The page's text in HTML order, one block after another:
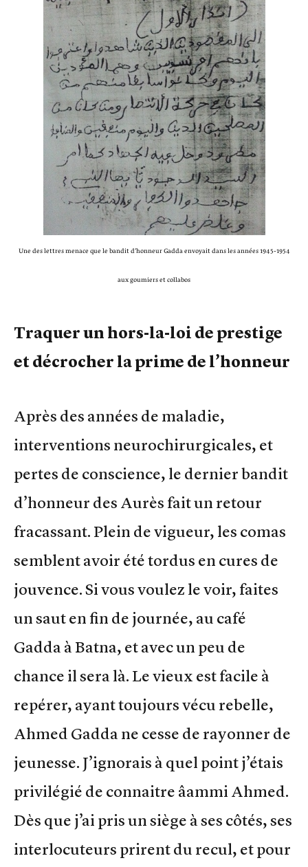
Une des lettres menace que le bandit d’honneur Gadda envoyait dans les années 1945-1954
aux goumiers et collabos
Traquer un hors-la-loi de prestige
et décrocher la prime de l’honneur
Après des années de maladie,
interventions neurochirurgicales, et
pertes de conscience, le dernier bandit
d’honneur des Aurès fait un retour
fracassant. Plein de vigueur, les comas
semblent avoir été tordus en cures de
jouvence. Si vous voulez le voir, faites
un saut en fin de journée, au café
Gadda à Batna, et avec un peu de
chance il sera là. Le vieux est facile à
repérer, ayant toujours vécu rebelle,
Ahmed Gadda ne cesse de rayonner de
jeunesse. J’ignorais à quel point j’étais
privilégié de connaitre âammi Ahmed.
Dès que j’ai pris un siège à ses côtés, ses
interlocuteurs prirent du recul, et pour